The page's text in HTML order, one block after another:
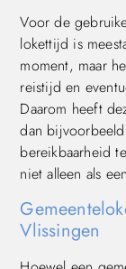
Voor de
lokettijd is
moment, maar
reistijd en
Daarom heeft
dan
bereikbaarheid
niet alleen als
Vlissingen